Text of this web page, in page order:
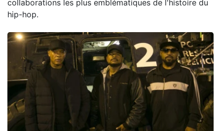
collaborations les plus emblématiques de l'histoire du
hip-hop.